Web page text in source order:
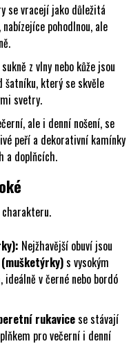
se vracejí jako důležitá
pohodlnou, ale
z vlny nebo kůže jsou
šatníku, který se skvěle
svetry.
ale i denní nošení, se
peří a dekorativní kamínky
a doplňcích.
Nejžhavější obuví jsou
s vysokým
v černé nebo bordó
rukavicese stávají
pro večerní i denní